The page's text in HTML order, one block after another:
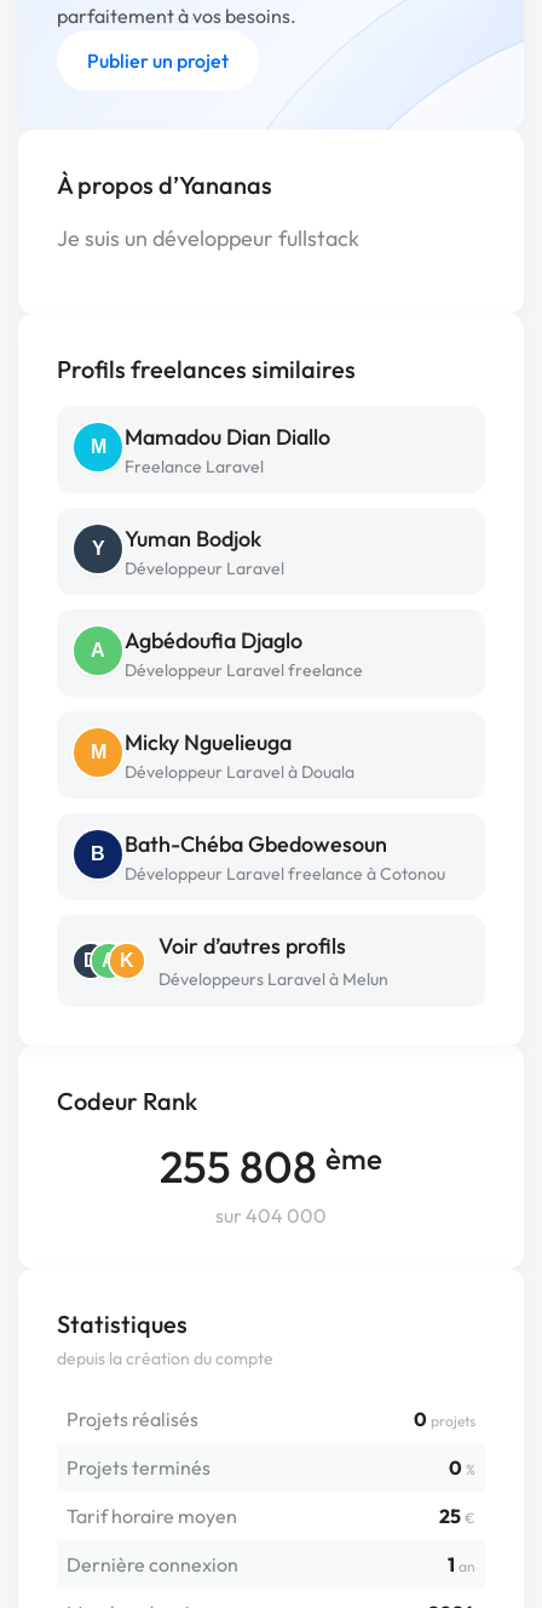
Codeur Rank
255 808 ème
sur 404 000
Statistiques
depuis la création du compte
Projets réalisés 0 projets
Projets terminés 0 %
Tarif horaire moyen 25 €
Dernière connexion 1 an
parfaitement à vos besoins.
Publier un projet
À propos d’Yananas
Je suis un développeur fullstack
Profils freelances similaires
M Mamadou Dian Diallo
Freelance Laravel
Y Yuman Bodjok
Développeur Laravel
A Agbédoufia Djaglo
Développeur Laravel freelance
M Micky Nguelieuga
Développeur Laravel à Douala
B Bath-Chéba Gbedowesoun
Développeur Laravel freelance à Cotonou
D A K
Voir d’autres profils
Développeurs Laravel à Melun